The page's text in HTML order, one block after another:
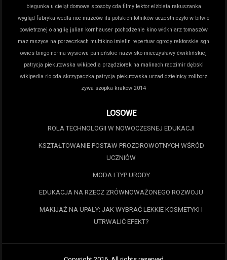
biegunka u cieląt domowe sposoby cda filmy lektor elżbieta rakuszanka
wygląd fabryka wedla noc muzeów ilu polskich lotników uczestniczyło w bitwie
powietrznej o anglię julian kornhauser pochodzenie kino włókniarz tomaszów
maz mszyce na porzeczkach multikino imielin repertuar ogrody rektorskie sgh
owies bingo norma wysiewu panieńskie nazwisko mieczysławy ćwiklińskiej
patrycja piekutowska wikipedia przędziorek na malinach radzimir dębski
wikipedia rio cda skrzypaczka patrycja piekutowska urzad dzielnicy zoliborz
zywa szopka krakow 2014
LOSOWE
ROLA TECHNOLOGII W NOWOCZESNEJ EDUKACJI
KSZTAŁTOWANIE POSTAW PROZDROWOTNYCH WŚRÓD
UCZNIÓW
MODA I TYP URODY
EDUKACJA NA RZECZ ZRÓWNOWAŻONEGO ROZWOJU
MAKIJAŻ NA UPAŁY: JAK WYBRAĆ LEKKIE KOSMETYKI I
UTRWALIĆ EFEKT?